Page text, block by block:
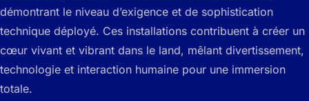
démontrant le niveau d’exigence et de sophistication
technique déployé. Ces installations contribuent à créer un
cœur vivant et vibrant dans le land, mêlant divertissement,
technologie et interaction humaine pour une immersion
totale.